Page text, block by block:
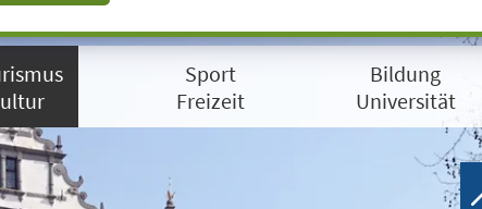
Sport
Freizeit
Bildung
Universität